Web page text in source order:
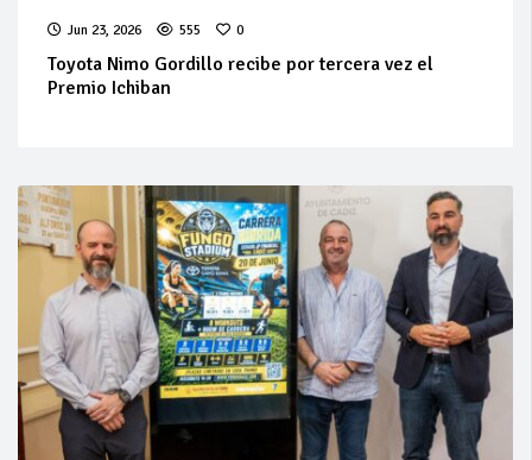
Jun 23, 2026 555 0
Toyota Nimo Gordillo recibe por tercera vez el
Premio Ichiban